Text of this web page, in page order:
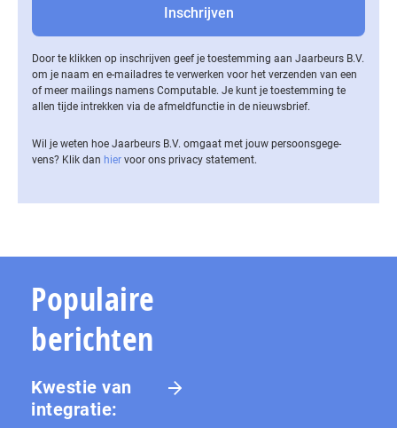
Door te klikken op inschrijven geef je toestemming aan Jaarbeurs B.V.
om je naam en e-mailadres te verwerken voor het verzenden van een
of meer mailings namens Computable. Je kunt je toestemming te
allen tijde intrekken via de af­meld­func­tie in de nieuwsbrief.
Wil je weten hoe Jaarbeurs B.V. omgaat met jouw per­soons­ge­ge­
vens? Klik dan hier voor ons privacy statement.
Populaire
berichten
Kwestie van
integratie: